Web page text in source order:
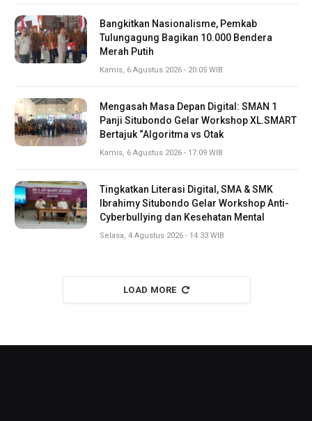
Bangkitkan Nasionalisme, Pemkab
Tulungagung Bagikan 10.000 Bendera
Merah Putih
Kamis, 6 Agustus 2026 - 20:05 WIB
Mengasah Masa Depan Digital: SMAN 1
Panji Situbondo Gelar Workshop XL.SMART
Bertajuk “Algoritma vs Otak
Kamis, 6 Agustus 2026 - 17:09 WIB
Tingkatkan Literasi Digital, SMA & SMK
Ibrahimy Situbondo Gelar Workshop Anti-
Cyberbullying dan Kesehatan Mental
Selasa, 4 Agustus 2026 - 14:33 WIB
LOAD MORE